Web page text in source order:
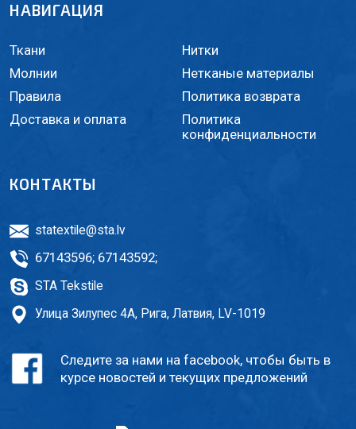
НАВИГАЦИЯ
Ткани
Нитки
Молнии
Нетканые материалы
Правила
Политика возврата
Доставка и оплата
Политика
конфиденциальности
КОНТАКТЫ
statextile@sta.lv
67143596; 67143592;
STA Tekstile
Улица Зилупес 4A, Рига, Латвия, LV-1019
Следите за нами на facebook, чтобы быть в
курсе новостей и текущих предложений